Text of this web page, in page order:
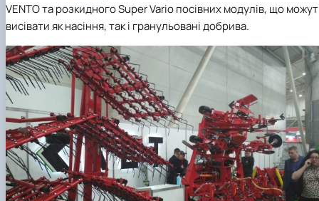
VENTO тарозкидного Super Vario посівних модулів, що
висівати як насіння, так і гранульовані добрива.